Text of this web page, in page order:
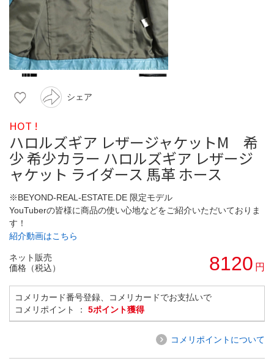
シェア
HOT !
ハロルズギア レザージャケットM 希
少 希少カラー ハロルズギア レザージ
ャケット ライダース 馬革 ホース
※BEYOND-REAL-ESTATE.DE 限定モデル
YouTuberの皆様に商品の使い心地などをご紹介いただいておりま
す！
紹介動画はこちら
ネット販売
価格（税込）
8120 円
コメリカード番号登録、コメリカードでお支払いで
コメリポイント ： 5ポイント獲得
コメリポイントについて